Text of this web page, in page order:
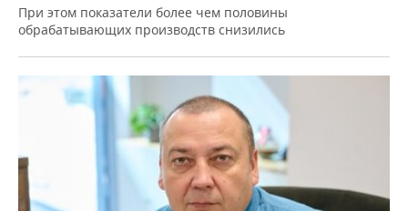
При этом показатели более чем половины
обрабатывающих производств снизились